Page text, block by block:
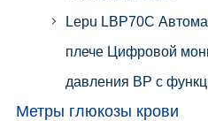
Lepu LBP70C
плече Цифровой
давления BP с
Метры глюкозы крови